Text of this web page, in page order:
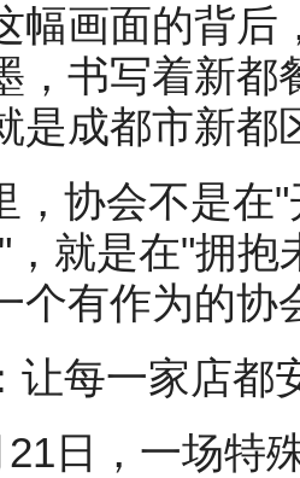
幅画面的背后
，书写着新
是成都市新都
，协会不是在
就是在"拥
有作为的协
让每一家店都
日，一场特